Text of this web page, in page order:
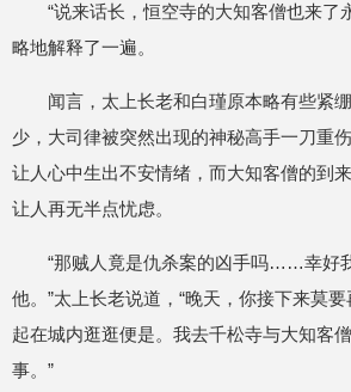
“说来话长，恒空寺的大知客僧也来
略地解释了一遍。
闻言，太上长老和白瑾原本略有些紧
少，大司律被突然出现的神秘高手一刀重
让人心中生出不安情绪，而大知客僧的到
让人再无半点忧虑。
“那贼人竟是仇杀案的凶手吗……幸好
他。”太上长老说道，“晚天，你接下来莫
起在城内逛逛便是。我去千松寺与大知客
事。”